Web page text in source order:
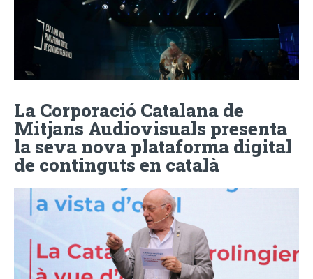
La Corporació Catalana de
Mitjans Audiovisuals presenta
la seva nova plataforma digital
de continguts en català